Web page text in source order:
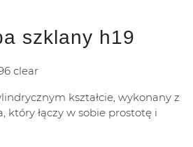
szklany h19
clear
kształcie, wykonany z
który łączy w sobie prostotę i